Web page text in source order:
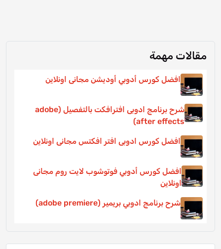
مقالات مهمة
افضل كورس أدوبي أوديشن مجانى اونلاين
شرح برنامج ادوبى افترافكت بالتفصيل (adobe
after effects)
افضل كورس ادوبى افتر افكتس مجانى اونلاين
افضل كورس أدوبي فوتوشوب لايت روم مجانى
اونلاين
شرح برنامج ادوبي بريمير (adobe premiere)